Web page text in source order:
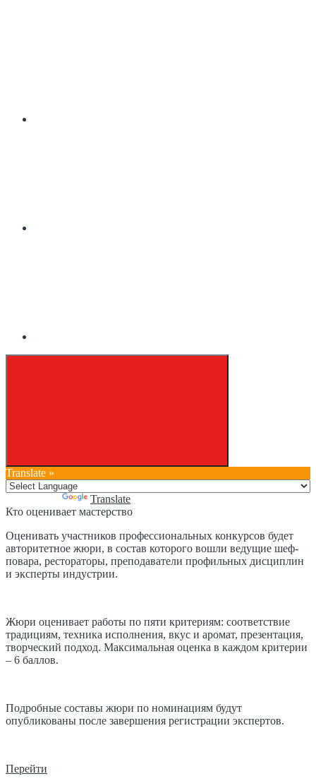
Translate »
Translate
Кто оценивает мастерство
Оценивать участников профессиональных конкурсов будет
авторитетное жюри, в состав которого вошли ведущие шеф-
повара, рестораторы, преподаватели профильных дисциплин
и эксперты индустрии.
Жюри оценивает работы по пяти критериям: соответствие
традициям, техника исполнения, вкус и аромат, презентация,
творческий подход. Максимальная оценка в каждом критерии
– 6 баллов.
Подробные составы жюри по номинациям будут
опубликованы после завершения регистрации экспертов.
Перейти